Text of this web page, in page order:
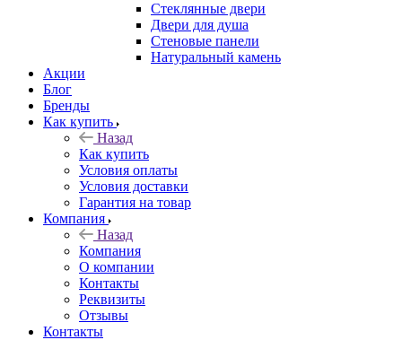
Стеклянные двери
Двери для душа
Стеновые панели
Натуральный камень
Акции
Блог
Бренды
Как купить
Назад
Как купить
Условия оплаты
Условия доставки
Гарантия на товар
Компания
Назад
Компания
О компании
Контакты
Реквизиты
Отзывы
Контакты